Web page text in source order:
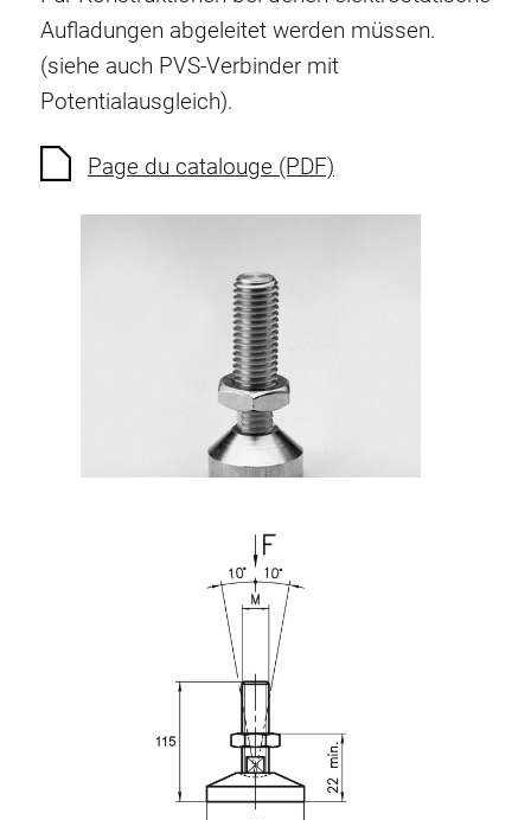
Ecrous à ressort
Sécurités de torsion
Raccordements à filet
Éléments de galets
Eléments de surface
Charnières et Articulations
Éléments pneumatique
Éléments dynamique
Elément d’angle
Système de transrouler
Aufladungen abgeleitet werden müssen.
(siehe auch PVS-Verbinder mit
Potentialausgleich).
Page du catalouge (PDF)